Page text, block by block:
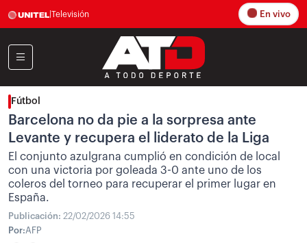
Televisión En vivo
Fútbol
Barcelona no da pie a la sorpresa ante
Levante y recupera el liderato de la Liga
El conjunto azulgrana cumplió en condición de local
con una victoria por goleada 3-0 ante uno de los
coleros del torneo para recuperar el primer lugar en
España.
Publicación: 22/02/2026 14:55
Por:AFP